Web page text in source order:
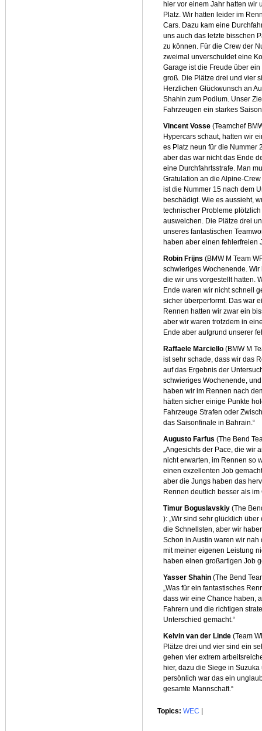
hier vor einem Jahr hatten wir
Platz. Wir hatten leider im
Cars. Dazu kam eine
uns auch das letzte bisschen
zu können. Für die Crew der
zweimal unverschuldet eine
Garage ist die Freude über
groß. Die Plätze drei und vier
Herzlichen Glückwunsch an
Shahin zum Podium. Unser
Fahrzeugen ein starkes
Vincent Vosse (Teamchef
Hypercars schaut, hatten wir
es Platz neun für die Nummer
aber das war nicht das Ende
eine Durchfahrtsstrafe. Man
Gratulation an die Alpine-
ist die Nummer 15 nach dem
beschädigt. Wie es aussieht,
technischer Probleme
ausweichen. Die Plätze drei
unseres fantastischen
haben aber einen fehlerfreien
Robin Frijns (BMW M Team
schwieriges Wochenende.
die wir uns vorgestellt hatten.
Ende waren wir nicht schnell
sicher überperformt. Das war
Rennen hatten wir zwar ein
aber wir waren trotzdem in
Ende aber aufgrund unserer
Raffaele Marciello (BMW M
ist sehr schade, dass wir das
auf das Ergebnis der
schwieriges Wochenende,
haben wir im Rennen nach
hätten sicher einige Punkte
Fahrzeuge Strafen oder
das Saisonfinale in Bahrain.“
Augusto Farfus (The Bend
„Angesichts der Pace, die wir
nicht erwarten, im Rennen so
einen exzellenten Job
aber die Jungs haben das
Rennen deutlich besser als
Timur Boguslavskiy (The
): „Wir sind sehr glücklich
die Schnellsten, aber wir
Schon in Austin waren wir
mit meiner eigenen Leistung
haben einen großartigen Job
Yasser Shahin (The Bend
„Was für ein fantastisches
dass wir eine Chance haben,
Fahrern und die richtigen
Unterschied gemacht.“
Kelvin van der Linde (Team
Plätze drei und vier sind ein
gehen vier extrem
hier, dazu die Siege in
persönlich war das ein
gesamte Mannschaft.“
Topics: WEC